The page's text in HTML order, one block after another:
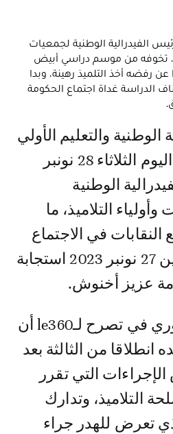
الفيدرالية الوطنية لجمعيات
تخوفه من موسم دراسي أبيض
رفضه أخذ التلميذ رهينة، وبدا
الدراسة غداة اجتماع الحكومة
والرياضة، بعد ظهر اليوم الثلاثاء 28 نونبر
الوطنية
التلاميذ، ما
في الاجتماع
الذي انعقد يوم الاثنين 27 نونبر 2023 استجابة
عزيز أخنوش.
وأكد نورالدين العكوري في تصرح لـle360 أن
انطلاقا من الثالثة بعد
التي تقرر
التلاميذ، وتدارك
تعرض للهدر جراء